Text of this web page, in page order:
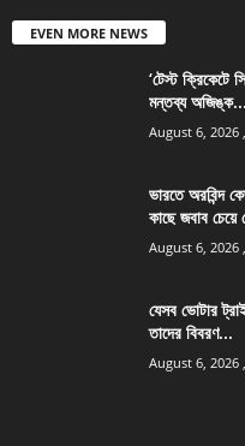
EVEN MORE NEWS
‘টেস্ট ক্রিকেটে
মন্তব্য অজিঙ্ক...
August 6, 2026
ভারতে অরবিন্দ
কাছে জবাব চেয়ে
August 6, 2026
যেসব ভোটার
তাদের বিবরণ...
August 6, 2026